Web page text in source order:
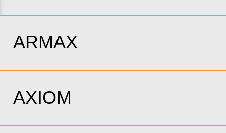
ARMAX
AXIOM